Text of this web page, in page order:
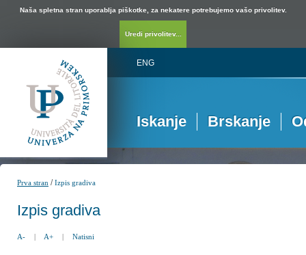
Naša spletna stran uporablja piškotke, za nekatere potrebujemo vašo privolitev.
Uredi privolitev...
ENG
Iskanje Brskanje
Prva stran /Izpis gradiva
Izpis gradiva
A- | A+ | Natisni